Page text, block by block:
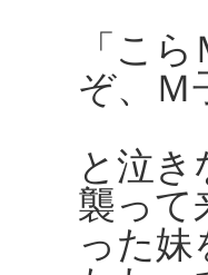
「こ
ぞ、Ｍ
と泣
襲って
った